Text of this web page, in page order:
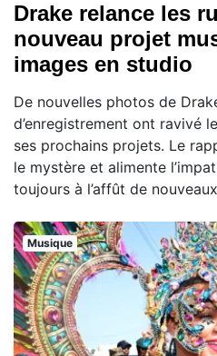
Drake relance les
nouveau projet
images en studio
De nouvelles photos de
d’enregistrement ont ravivé
ses prochains projets. Le
le mystère et alimente
toujours à l’affût de
Musique